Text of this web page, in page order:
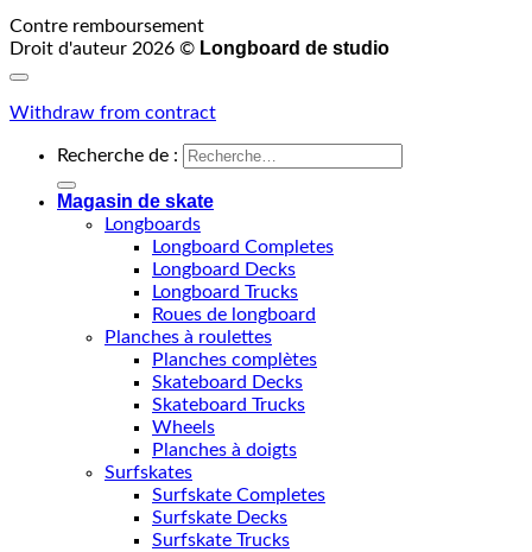
Contre remboursement
Droit d'auteur 2026 © Longboard de studio
Withdraw from contract
Recherche de :
Magasin de skate
Longboards
Longboard Completes
Longboard Decks
Longboard Trucks
Roues de longboard
Planches à roulettes
Planches complètes
Skateboard Decks
Skateboard Trucks
Wheels
Planches à doigts
Surfskates
Surfskate Completes
Surfskate Decks
Surfskate Trucks